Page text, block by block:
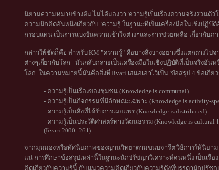
นิยามความหมายข้างต้น ไม่ได้มองว่า"ความรู้เป็นเรื่องความจริงส่วนตั
ความนึกคิดอันหนึ่งเกี่ยวกับ "ความรู้ ในฐานะที่เป็นเครื่องมือในเชิงปฏิบั
กรอบแทน เป็นการแบ่งปันความเข้าใจต่างๆและการช่วยเหลือ เกี่ยวกับ
กล่าวให้ชัดก็คือ สำหรับ KM "ความรู้" คือบางสิ่งบางอย่างซึ่งแตกต่างไป
ต่างๆเกี่ยวกับโลก - มันกลับกลายเป็นเครื่องมือในเชิงปฏิบัติที่เป็นจริงอั
โลก. ในความหมายนี้มันคือสิ่งที่ Iivari เสนอเอาไว้เป็น"ข้อสรุป 4 ข้อเกี่
- ความรู้เป็นเรื่องของชุมชน (Knowledge is communal)
- ความรู้เป็นกิจกรรมที่มีลักษณะเฉพาะ (Knowledge is activity-
- ความรู้เป็นสิ่งที่ได้รับการเผยแพร่ (Knowledge is distributed)
- ความรู้เป็นประวัติศาสตร์ทางวัฒนธรรม (Knowledge is cultural-
(Iivari 2000: 261)
จากมุมมองหรือทัศนียภาพของญานวิทยาตามขนบจารีต วิธีการให้นิยา
แน่ การศึกษาข้อสรุปเหล่านี้ในฐานะนักปรัชญาวิเคราะห์คนหนึ่ง เป็นเรื่อ
คิดเกี่ยวกับความรู้นี้ กับ แนวความคิดเกี่ยวกับความรู้ดังที่บรรดานักปรั